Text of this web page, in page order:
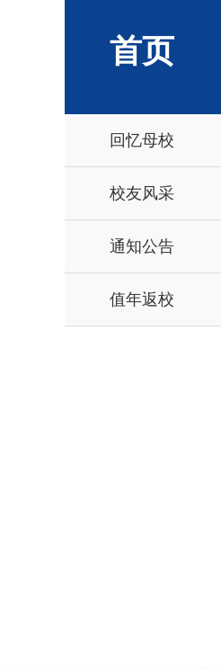
首页
回忆母校
校友风采
通知公告
值年返校